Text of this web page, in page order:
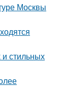
Москвы
стильных